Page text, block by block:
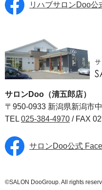
リハブサロンDoo公
サロンDoo（清五郎店）
〒950-0933 新潟県新潟市
TEL 025-384-4970 / FAX
サロンDoo公式
©SALON DooGroup. All rights